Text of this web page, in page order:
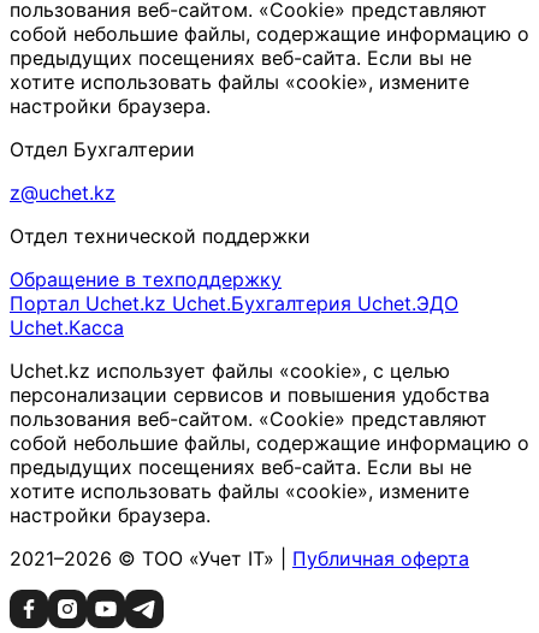
пользования веб-сайтом. «Cookie» представляют
собой небольшие файлы, содержащие информацию о
предыдущих посещениях веб-сайта. Если вы не
хотите использовать файлы «cookie», измените
настройки браузера.
Отдел Бухгалтерии
z@uchet.kz
Отдел технической поддержки
Обращение в техподдержку
Портал Uchet.kz Uchet.Бухгалтерия Uchet.ЭДО
Uchet.Касса
Uchet.kz использует файлы «cookie», с целью
персонализации сервисов и повышения удобства
пользования веб-сайтом. «Cookie» представляют
собой небольшие файлы, содержащие информацию о
предыдущих посещениях веб-сайта. Если вы не
хотите использовать файлы «cookie», измените
настройки браузера.
2021–2026 © ТОО «Учет IT» | Публичная оферта